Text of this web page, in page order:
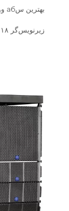
بهترین سаб ووفر
زیرنویس‌گر ۱۸ اینچ